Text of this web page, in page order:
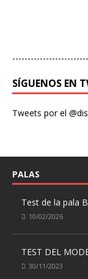
SÍGUENOS EN
Tweets por el
PALAS
Test de la pala
10/02/2026
TEST DEL
30/11/2023